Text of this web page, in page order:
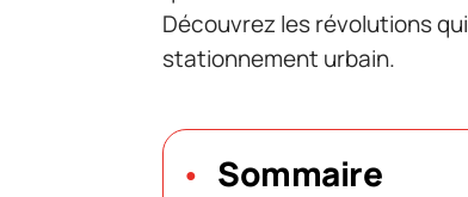
Découvrez les révolutions
stationnement urbain.
Sommaire